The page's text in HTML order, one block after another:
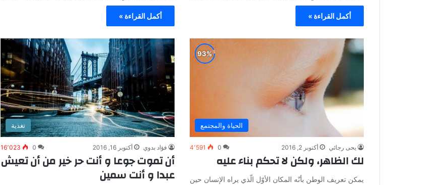
أكمل القراءة » أكمل القراءة »
الحياة والمجتمع
يحى رجائي أكتوبر 2, 2016 0 4٬591
لك الظاهر، ولكن لا تحكم بناء عليه
يمكن تعريف الوطن بأنّه المكان الأوّل الّذي يراه الإنسان حين
تغذية
فؤاد بدوي أكتوبر 16, 2016 0 16٬023
أن تموت جوعا و أنت حر خير من أن تعيش
عبدا و أنت سمين